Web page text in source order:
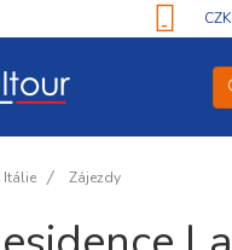
CZK
Itálie Zájezdy